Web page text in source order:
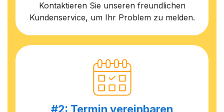
Kontaktieren Sie unseren freundlichen
Kundenservice, um Ihr Problem zu melden.
#2: Termin vereinbaren